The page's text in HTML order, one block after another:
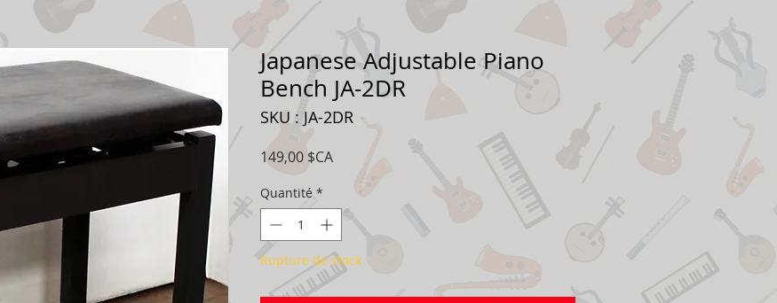
Japanese Adjustable Piano
Bench JA-2DR
SKU : JA-2DR
149,00 $CAPrix
Quantité *
Rupture de stock